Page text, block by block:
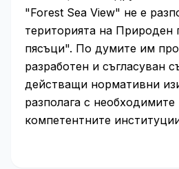
"Forest Sea View" не е
територията на Природен
пясъци". По думите им
разработен и съгласуван
действащи нормативни
разполага с
компетентните